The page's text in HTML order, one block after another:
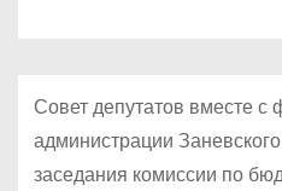
Совет депутатов вместе
администрации
заседания комиссии по